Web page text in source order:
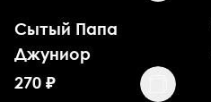
Сытый Папа
Джуниор
270 ₽